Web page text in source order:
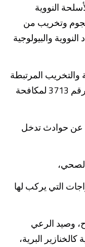
النووية
هجوم وتخريب من
والبيولوجية
والتخريب المرتبطة
بها المنصوص عليها في قانون رقم 3713 لمكافحة
عن حوادث تدخل
التي يركب لها
وصيد الرعي
كالخنازير البرية،